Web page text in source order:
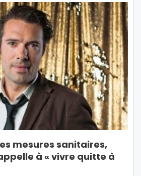
mesures sanitaires,
à « vivre quitte à